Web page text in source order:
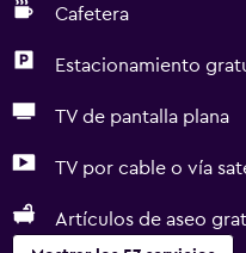
Cafetera
Estacionamiento
TV de pantalla plana
TV por cable o vía
Artículos de aseo